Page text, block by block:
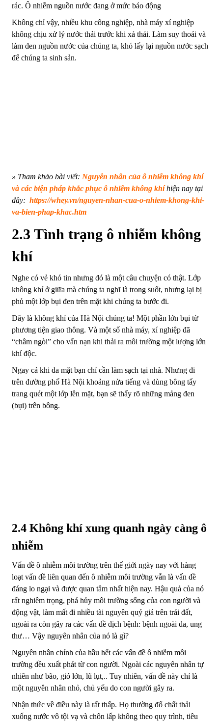
rác. Ô nhiễm nguồn nước đang ở mức báo động
Không chỉ vậy, nhiều khu công nghiệp, nhà máy xí nghiệp
không chịu xử lý nước thải trước khi xả thải. Làm suy thoái và
làm đen nguồn nước của chúng ta, khó lấy lại nguồn nước sạch
để chúng ta sinh sản.
» Tham khảo bài viết: Nguyên nhân của ô nhiễm không khí
và các biện pháp khắc phục ô nhiễm không khíhiện nay tại
đây: https://whey.vn/nguyen-nhan-cua-o-nhiem-khong-khi-
va-bien-phap-khac.htm
2.3 Tình trạng ô nhiễm không
khí
Nghe có vẻ khó tin nhưng đó là một câu chuyện có thật. Lớp
không khí ở giữa mà chúng ta nghĩ là trong suốt, nhưng lại bị
phủ một lớp bụi đen trên mặt khi chúng ta bước đi.
Đây là không khí của Hà Nội chúng ta! Một phần lớn bụi từ
phương tiện giao thông. Và một số nhà máy, xí nghiệp đã
“châm ngòi” cho vấn nạn khi thải ra môi trường một lượng lớn
khí độc.
Ngay cả khi da mặt bạn chỉ cần làm sạch tại nhà. Nhưng đi
trên đường phố Hà Nội khoảng nửa tiếng và dùng bông tẩy
trang quét một lớp lên mặt, bạn sẽ thấy rõ những mảng đen
(bụi) trên bông.
2.4 Không khí xung quanh ngày càng ô
nhiễm
Vấn đề ô nhiễm môi trường trên thế giới ngày nay với hàng
loạt vấn đề liên quan đến ô nhiễm môi trường vẫn là vấn đề
đáng lo ngại và được quan tâm nhất hiện nay. Hậu quả của nó
rất nghiêm trọng, phá hủy môi trường sống của con người và
động vật, làm mất đi nhiều tài nguyên quý giá trên trái đất,
ngoài ra còn gây ra các vấn đề dịch bệnh: bệnh ngoài da, ung
thư… Vậy nguyên nhân của nó là gì?
Nguyên nhân chính của hầu hết các vấn đề ô nhiễm môi
trường đều xuất phát từ con người. Ngoài các nguyên nhân tự
nhiên như bão, gió lớn, lũ lụt,.. Tuy nhiên, vấn đề này chỉ là
một nguyên nhân nhỏ, chủ yếu do con người gây ra.
Nhận thức về điều này là rất thấp. Họ thường đổ chất thải
xuống nước vô tội vạ và chôn lấp không theo quy trình, tiêu